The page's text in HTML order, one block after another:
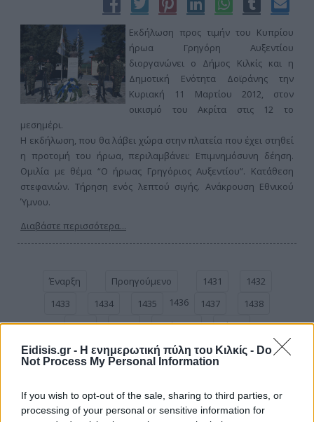
Eidisis.gr - Η ενημερωτική πύλη του Κιλκίς - Do
Not Process My Personal Information
If you wish to opt-out of the sale, sharing to third parties, or
processing of your personal or sensitive information for
Εκδήλωση προς τιμήν του Κυπρίου
ήρωα Γρηγόρη Αυξεντίου
διοργανώνει ο Δήμος Κιλκίς και η
Δημοτική Ενότητα Δοϊράνης την
Κυριακή 11 Μαρτίου 2012, στον
οικισμό του Ακρίτα στις 12 το
μεσημέρι.
Η εκδήλωση, που θα λάβει χώρα στην πλατεία που έχει στηθεί
η προτομή του ήρωα, περιλαμβάνει: Επιμνημόσυνη δέηση.
Ομιλία με θέμα “Ο ήρωας Γρηγόριος Αυξεντίου”. Κατάθεση
στεφανιών. Τήρηση ενός λεπτού σιγής. Ανάκρουση Εθνικού
Ύμνου.
Διαβάστε περισσότερα...
Έναρξη Προηγούμενο 1431
1432
1433
1434 1435 1436 1437
1438
1439
1440 Επόμενο
Τέλος
Σελίδα 1436 από 1816